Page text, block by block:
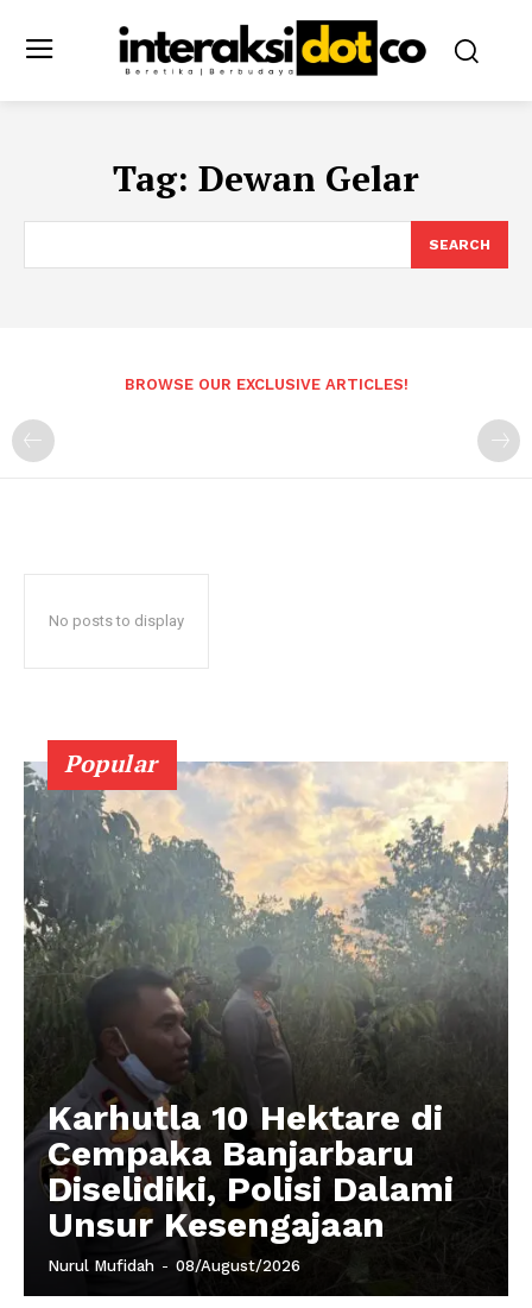
Tag: Dewan Gelar
SEARCH
BROWSE OUR EXCLUSIVE ARTICLES!
No posts to display
Popular
Karhutla 10 Hektare di
Cempaka Banjarbaru
Diselidiki, Polisi Dalami
Unsur Kesengajaan
Nurul Mufidah - 08/August/2026